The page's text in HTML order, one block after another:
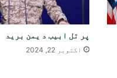
پر تل ابیب د یمن برید
اکتوبر 22, 2024